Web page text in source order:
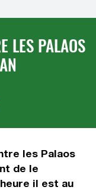
LES PALAOS
les Palaos
de le
il est au